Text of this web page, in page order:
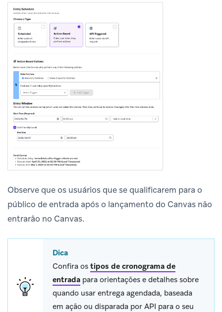
Observe que os usuários que se qualificarem para o
público de entrada após o lançamento do Canvas não
entrarão no Canvas.
Dica
Confira os tipos de cronograma de
entrada para orientações e detalhes sobre
quando usar entrega agendada, baseada
em ação ou disparada por API para o seu